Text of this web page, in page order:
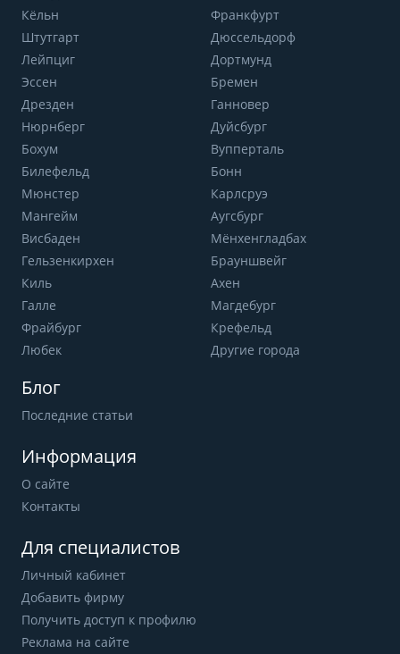
Кёльн
Франкфурт
Штутгарт
Дюссельдорф
Лейпциг
Дортмунд
Эссен
Бремен
Дрезден
Ганновер
Нюрнберг
Дуйсбург
Бохум
Вупперталь
Билефельд
Бонн
Мюнстер
Карлсруэ
Мангейм
Аугсбург
Висбаден
Мёнхенгладбах
Гельзенкирхен
Брауншвейг
Киль
Ахен
Галле
Магдебург
Фрайбург
Крефельд
Любек
Другие города
Блог
Последние статьи
Информация
О сайте
Контакты
Для специалистов
Личный кабинет
Добавить фирму
Получить доступ к профилю
Реклама на сайте